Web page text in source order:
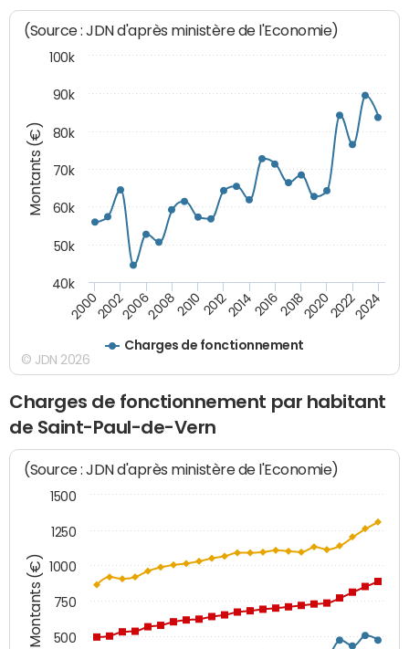
Montants (€)
(Source : JDN d'après ministère de l'Economie)
Charges de fonctionnement
200020022006200820102012201420162018202020222024
40k
50k
60k
70k
80k
90k
100k
© JDN 2026
Charges de fonctionnement par habitant
de Saint-Paul-de-Vern
Montants (€)
(Source : JDN d'après ministère de l'Economie)
500
750
1000
1250
1500